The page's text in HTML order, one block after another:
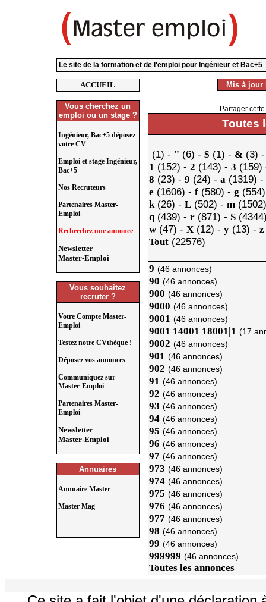
Le site de la formation et de l'emploi pour Ingénieur et Bac+5
ACCUEIL
Vous cherchez un
emploi ou un stage ?
Ingénieur, Bac+5 déposez
votre CV
Emploi et stage Ingénieur,
Bac+5
Nos Recruteurs
Partenaires Master-
Emploi
Recherchez une annonce
Newsletter
Master-Emploi
Vous souhaitez
recruter ?
Votre Compte Master-
Emploi
Testez notre CVthèque !
Déposez vos annonces
Communiquez sur
Master-Emploi
Partenaires Master-
Emploi
Newsletter
Master-Emploi
Annuaires
Annuaire Master
Master Mag
Mis à jour
Partager
Toutes
(1) - " (6) - $ (1) - &(3)
1 (152) - 2 (143) - 3
8 (23) - 9 (24) - a(1319) -
e (1606) - f(580) - g
k(26) - L(502) - m
q(439) - r(871) - S
w(47) - X(12) - y(13) - z
Tout(22576)
9 (46 annonces)
90 (46 annonces)
900 (46 annonces)
9000 (46 annonces)
9001 (46 annonces)
9001 14001 18001|1 (17
9002 (46 annonces)
901 (46 annonces)
902 (46 annonces)
91 (46 annonces)
92 (46 annonces)
93 (46 annonces)
94 (46 annonces)
95 (46 annonces)
96 (46 annonces)
97 (46 annonces)
973 (46 annonces)
974 (46 annonces)
975 (46 annonces)
976 (46 annonces)
977 (46 annonces)
98 (46 annonces)
99 (46 annonces)
999999 (46 annonces)
Toutes les annonces